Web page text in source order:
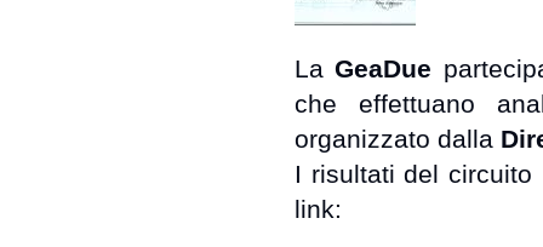
LaGeaDue
che effettuano
organizzato dalla
I risultati del circuito
link: